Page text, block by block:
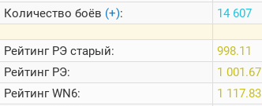
Информация
Онлайн
Цветовая
шкала
Количество боёв (+):
РейтингРЭ старый:
РейтингРЭ:
РейтингWN6:
14 607
998.11
1 001.67
1 117.83